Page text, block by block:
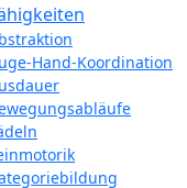
Hand-Koordination